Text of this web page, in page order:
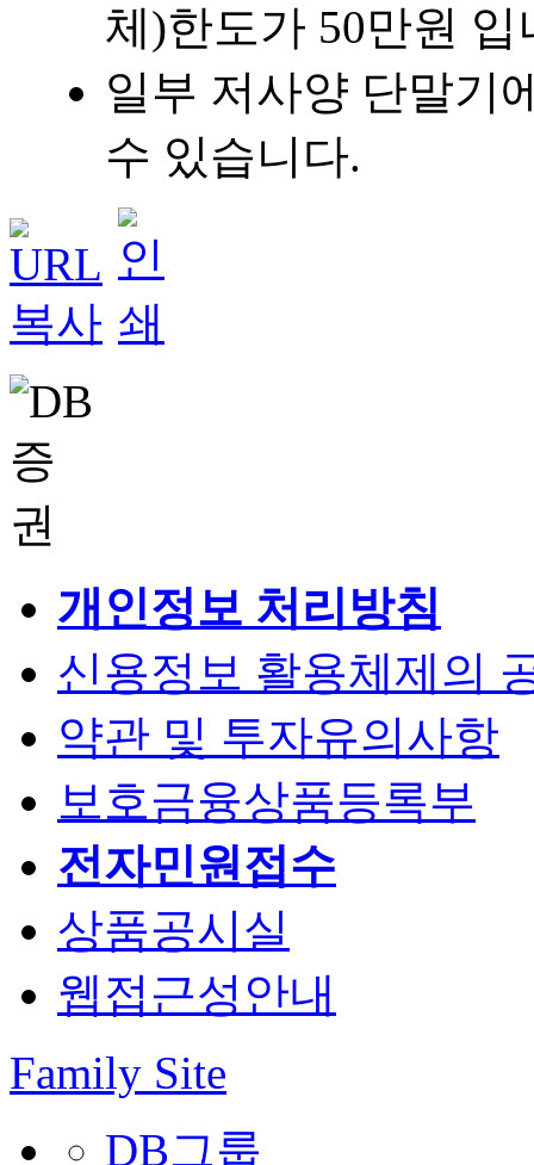
체)한도가 50만원 입
일부 저사양 단말기
수 있습니다.
개인정보 처리방침
신용정보 활용체제의
약관 및 투자유의사항
보호금융상품등록부
전자민원접수
상품공시실
웹접근성안내
Family Site
DB그룹